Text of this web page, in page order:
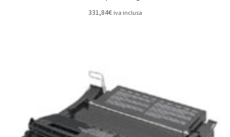
331,84€ iva inclusa